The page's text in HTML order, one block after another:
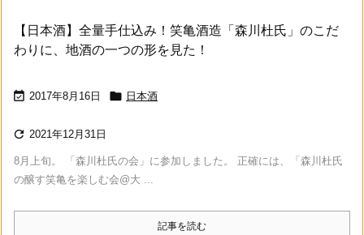
【日本酒】全量手仕込み！笑亀酒造「森川杜氏」のこだ
わりに、地酒の一つの形を見た！
 2017年8月16日  日本酒
 2021年12月31日
8月上旬。 「森川杜氏の会」に参加しました。 正確には、「森川杜氏
の醸す笑亀を楽しむ会@大 ...
記事を読む